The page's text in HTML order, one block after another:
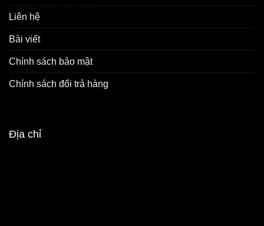
Liên hệ
Bài viết
Chính sách bảo mật
Chính sách đổi trả hàng
Địa chỉ